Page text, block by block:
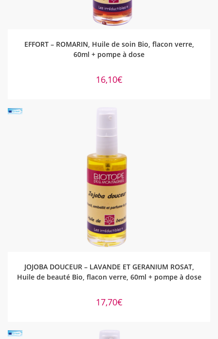
EFFORT – ROMARIN, Huile de soin Bio, flacon verre,
60ml + pompe à dose
16,10€
JOJOBA DOUCEUR – LAVANDE ET GERANIUM ROSAT,
Huile de beauté Bio, flacon verre, 60ml + pompe à dose
17,70€